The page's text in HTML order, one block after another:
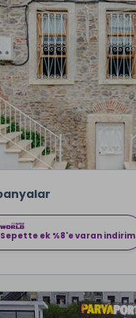
Sepette ek %8'e varan indirim